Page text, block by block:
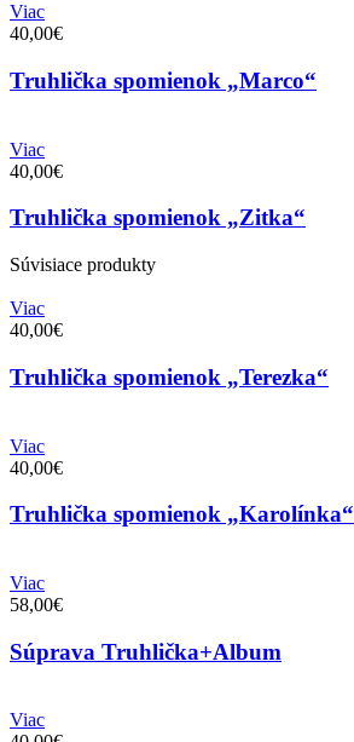
Viac
40,00€
Truhlička spomienok „Marco“
Viac
40,00€
Truhlička spomienok „Zitka“
Súvisiace produkty
Viac
40,00€
Truhlička spomienok „Terezka“
Viac
40,00€
Truhlička spomienok „Karolínka“
Viac
58,00€
Súprava Truhlička+Album
Viac